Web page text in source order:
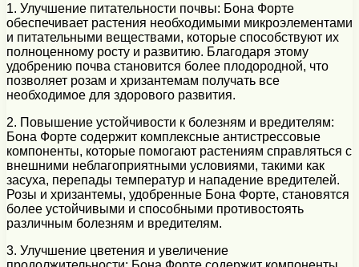
1. Улучшение питательности почвы: Бона Форте
обеспечивает растения необходимыми микроэлементами
и питательными веществами, которые способствуют их
полноценному росту и развитию. Благодаря этому
удобрению почва становится более плодородной, что
позволяет розам и хризантемам получать все
необходимое для здорового развития.
2. Повышение устойчивости к болезням и вредителям:
Бона Форте содержит комплексные антистрессовые
компоненты, которые помогают растениям справляться с
внешними неблагоприятными условиями, такими как
засуха, перепады температур и нападение вредителей.
Розы и хризантемы, удобренные Бона Форте, становятся
более устойчивыми и способными противостоять
различным болезням и вредителям.
3. Улучшение цветения и увеличение